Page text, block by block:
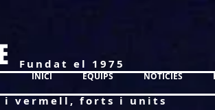
Fundat el 1975
i vermell, forts i units
INICI EQUIPS NOTÍCIES